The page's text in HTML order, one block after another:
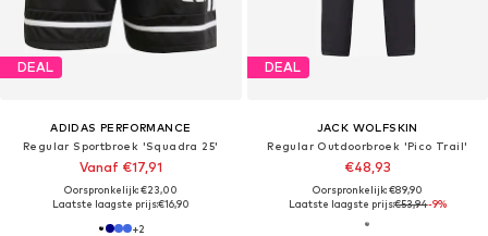
DEAL
ADIDAS PERFORMANCE
Regular Sportbroek 'Squadra 25'
Vanaf €17,91
Oorspronkelijk: €23,00
Laatste laagste prijs:€16,90
+2
DEAL
JACK WOLFSKIN
Regular Outdoorbroek 'Pico Trail'
€48,93
Oorspronkelijk: €89,90
Laatste laagste prijs:€53,94-9%